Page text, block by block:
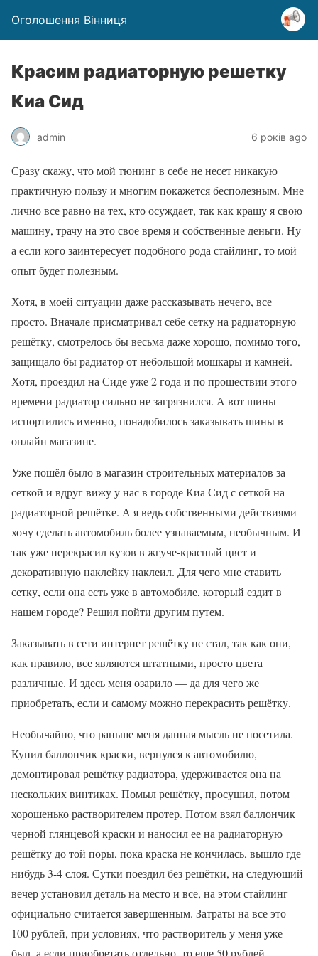
Оголошення Вінниця
Красим радиаторную решетку
Киа Сид
admin 6 років ago
Сразу скажу, что мой тюнинг в себе не несет никакую
практичную пользу и многим покажется бесполезным. Мне
лично все равно на тех, кто осуждает, так как крашу я свою
машину, трачу на это свое время и собственные деньги. Ну
а если кого заинтересует подобного рода стайлинг, то мой
опыт будет полезным.
Хотя, в моей ситуации даже рассказывать нечего, все
просто. Вначале присматривал себе сетку на радиаторную
решётку, смотрелось бы весьма даже хорошо, помимо того,
защищало бы радиатор от небольшой мошкары и камней.
Хотя, проездил на Сиде уже 2 года и по прошествии этого
времени радиатор сильно не загрязнился. А вот шины
испортились именно, понадобилось заказывать шины в
онлайн магазине.
Уже пошёл было в магазин строительных материалов за
сеткой и вдруг вижу у нас в городе Киа Сид с сеткой на
радиаторной решётке. А я ведь собственными действиями
хочу сделать автомобиль более узнаваемым, необычным. И
так уже перекрасил кузов в жгуче-красный цвет и
декоративную наклейку наклеил. Для чего мне ставить
сетку, если она есть уже в автомобиле, который ездит в
нашем городе? Решил пойти другим путем.
Заказывать в сети интернет решётку не стал, так как они,
как правило, все являются штатными, просто цвета
различные. И здесь меня озарило — да для чего же
приобретать, если и самому можно перекрасить решётку.
Необычайно, что раньше меня данная мысль не посетила.
Купил баллончик краски, вернулся к автомобилю,
демонтировал решётку радиатора, удерживается она на
нескольких винтиках. Помыл решётку, просушил, потом
хорошенько растворителем протер. Потом взял баллончик
черной глянцевой краски и наносил ее на радиаторную
решётку до той поры, пока краска не кончилась, вышло где
нибудь 3-4 слоя. Сутки поездил без решётки, на следующий
вечер установил деталь на место и все, на этом стайлинг
официально считается завершенным. Затраты на все это —
100 рублей, при условиях, что растворитель у меня уже
был, а если приобретать отдельно, то еще 50 рублей